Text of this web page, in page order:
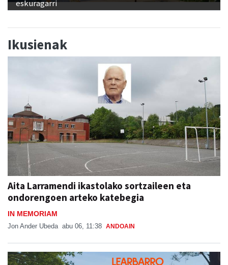
Aita Larramendi ikastolako sortzaileen eta
ondorengoen arteko katebegia
IN MEMORIAM
Jon Ander Ubeda ANDOAIN